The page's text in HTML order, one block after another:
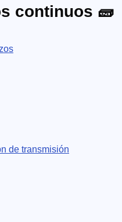
continuos 🧱
de transmisión